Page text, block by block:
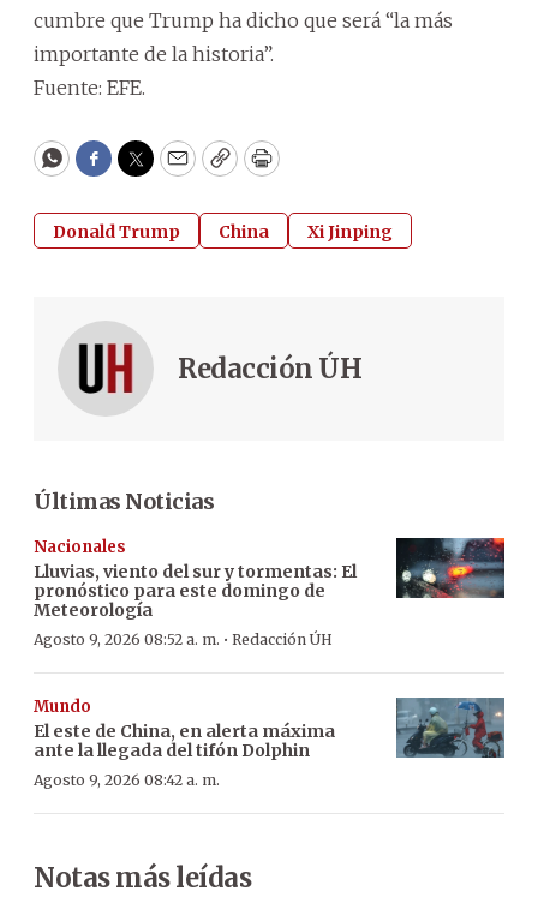
cumbre que Trump ha dicho que será “la más
importante de la historia”.
Fuente: EFE.
WhatsApp
Facebook
Twitter
EmailCopyPrint
Donald Trump China Xi Jinping
Redacción ÚH
Últimas Noticias
Nacionales
Lluvias, viento del sur y tormentas: El
pronóstico para este domingo de
Meteorología
Agosto 9, 2026 08:52 a. m. · Redacción ÚH
Mundo
El este de China, en alerta máxima
ante la llegada del tifón Dolphin
Agosto 9, 2026 08:42 a. m.
Notas más leídas